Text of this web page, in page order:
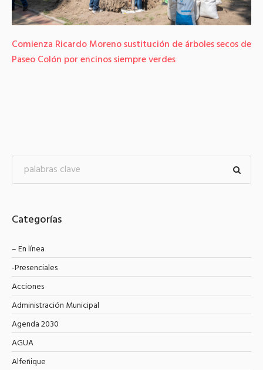
Comienza Ricardo Moreno sustitución de árboles secos de
Paseo Colón por encinos siempre verdes
Categorías
– En línea
-Presenciales
Acciones
Administración Municipal
Agenda 2030
AGUA
Alfeñique